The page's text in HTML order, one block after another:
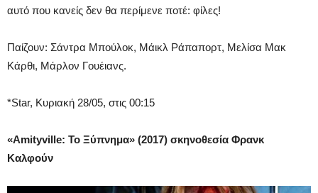
αυτό που κανείς δεν θα περίμενε ποτέ: φίλες!
Παίζουν: Σάντρα Μπούλοκ, Μάικλ Ράπαπορτ, Μελίσα Μακ
Κάρθι, Μάρλον Γουέιανς.
*Star, Κυριακή 28/05, στις 00:15
«Amityville: Το Ξύπνημα» (2017) σκηνοθεσία Φρανκ
Καλφούν